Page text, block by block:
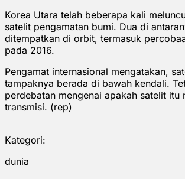
Korea Utara telah beberapa kali
satelit pengamatan bumi. Dua di
ditempatkan di orbit, termasuk
pada 2016.
Pengamat internasional mengatakan,
tampaknya berada di bawah kendali.
perdebatan mengenai apakah satelit itu
transmisi. (rep)
Kategori:
dunia